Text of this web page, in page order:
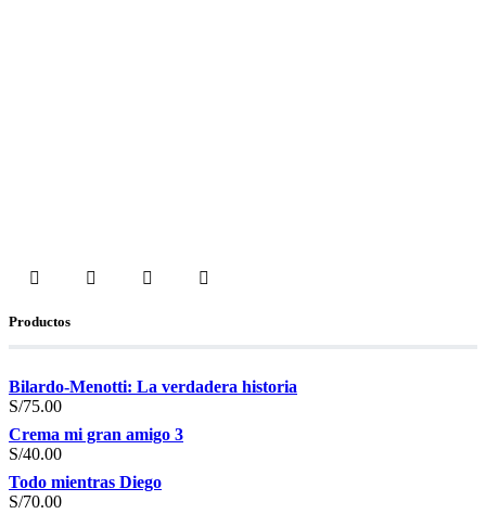
Productos
Bilardo-Menotti: La verdadera historia
S/75.00
Crema mi gran amigo 3
S/40.00
Todo mientras Diego
S/70.00